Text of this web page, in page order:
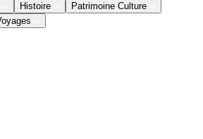
Histoire
Patrimoine Culture